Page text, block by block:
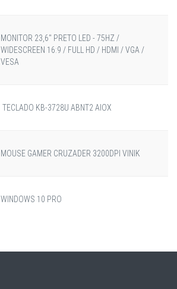
MONITOR 23,6" PRETO LED - 75HZ /
WIDESCREEN 16:9 / FULL HD / HDMI / VGA /
VESA
TECLADO KB-3728U ABNT2 AIOX
MOUSE GAMER CRUZADER 3200DPI VINIK
WINDOWS 10 PRO